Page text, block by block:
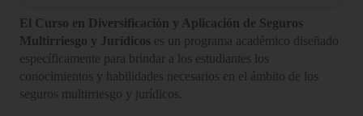
El Curso en Diversificación y Aplicación de Seguros
Multirriesgo y Jurídicos es un programa académico diseñado
específicamente para brindar a los estudiantes los
conocimientos y habilidades necesarios en el ámbito de los
seguros multirriesgo y jurídicos.